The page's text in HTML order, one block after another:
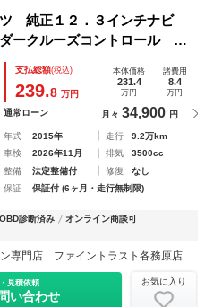
純正１２．３インチナビ
ークルーズコントロール 衝
ｌｕｅｔｏｏｔｈ パワー
エアコン ３眼ＬＥＤヘッ
支払総額(税込)
239.8 万円
本体価格
231.4
万円
諸費用
8.4
万円
通常ローン 月々 34,900 円
年式 2015年 走行
9.2万km
車検
2026年11月 排気
3500cc
整備
法定整備付 修復
なし
保証
保証付 (6ヶ月・走行無制限)
OBD診断済み
オンライン商談可
専門店 ファイントラスト各務原店
見積依頼
い合わせ
お気に入り